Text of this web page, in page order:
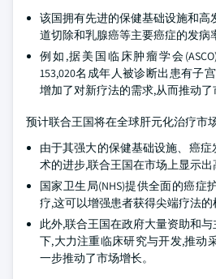
该国拥有先进的保健基础设施和高
道切除和乳腺癌等主要癌症的发病
例如,据美国临床肿瘤学会
153,020名成年人被诊断出患有子
增加了对新疗法的需求,从而推动了
预计联合王国将在全球肝元化治疗市
由于其强大的保健基础设施、癌
术的进步,联合王国在市场上显示出
国家卫生局(NHS)提供全面的癌症
疗,这可以增强患者获得尖端疗法的
此外,联合王国在政府大量资助和
下,大力注重临床研究与开发,推动
一步推动了市场增长。